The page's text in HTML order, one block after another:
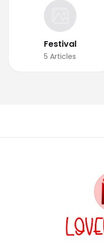
Festival
5 Articles